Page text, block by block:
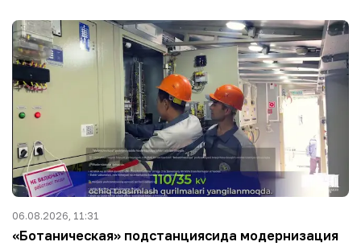
06.08.2026, 11:31
«Ботаническая» подстанциясида модернизация